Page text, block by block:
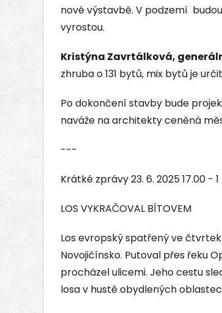
nové výstavbě. V podzemí
vyrostou.
Kristýna Zavrtálková,
zhruba o 131 bytů, mix bytů je
Po dokončení stavby bude
naváže na architekty ceněná
---
Krátké zprávy 23. 6. 2025 17.00 - 1
LOS VYKRAČOVAL BÍTOVEM
Los evropský spatřený ve
Novojičínsko. Putoval přes řeku
procházel ulicemi. Jeho cestu
losa v hustě obydlených